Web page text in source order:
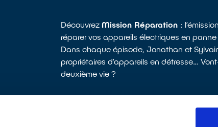
Découvrez Mission Réparation :
réparer vos appareils électriques en panne
Dans chaque épisode, Jonathan et
propriétaires d’appareils en détresse…
deuxième vie ?